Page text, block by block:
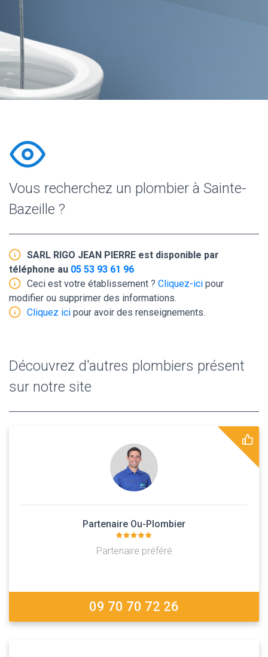
Vous recherchez un plombier à Sainte-
Bazeille ?
SARL RIGO JEAN PIERRE est disponible par
téléphone au 05 53 93 61 96
Ceci est votre établissement ? Cliquez-ici pour
modifier ou supprimer des informations.
Cliquez ici pour avoir des renseignements.
Découvrez d'autres plombiers présent
sur notre site
Partenaire Ou-Plombier
Partenaire préféré
09 70 70 72 26